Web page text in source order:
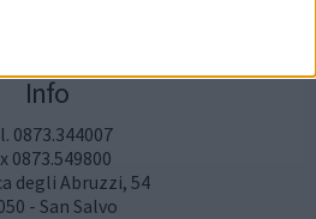
Info
0873.344007
0873.549800
degli Abruzzi, 54
- San Salvo